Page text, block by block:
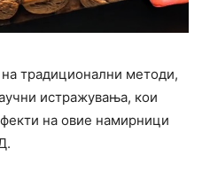
традиционални методи,
истражувања, кои
на овие намирници